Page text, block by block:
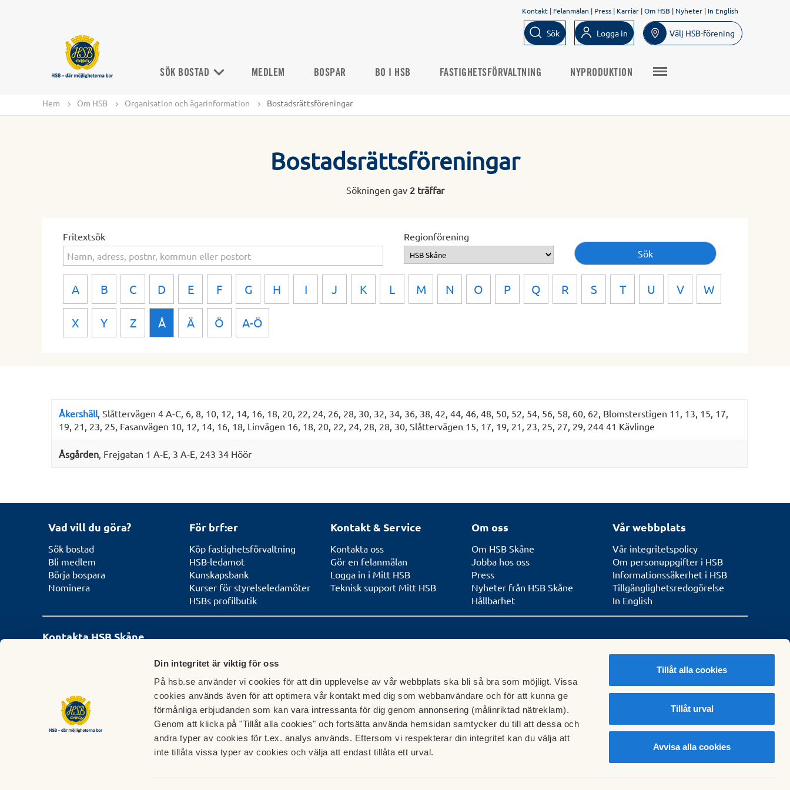
Din integritet är viktig för oss
På hsb.se använder vi cookies för att din upplevelse av vår webbplats ska bli så bra som möjligt. Vissa
cookies används även för att optimera vår kontakt med dig som webbanvändare och för att kunna ge
förmånliga erbjudanden som kan vara intressanta för dig genom annonsering (målinriktad nätreklam).
Genom att klicka på "Tillåt alla cookies" och fortsätta använda hemsidan samtycker du till att dessa och
andra typer av cookies för t.ex. analys används. Eftersom vi respekterar din integritet kan du välja att
inte tillåta vissa typer av cookies och välja att endast tillåta ett urval.
Tillåt alla cookies
Tillåt urval
Avvisa alla cookies
Kontakt | Felanmälan | Press | Karriär |Om HSB | Nyheter | In English
Sök Logga in Välj HSB-förening
SÖK BOSTAD MEDLEM BOSPAR BO I HSB FASTIGHETSFÖRVALTNING NYPRODUKTION
Hem Om HSB Organisation och ägarinformation Bostadsrättsföreningar
Bostadsrättsföreningar
Sökningen gav 2 träffar
Fritextsök Regionförening
A B C D E F G H I J K L M N O P Q R S T U V W
X Y Z Å Ä Ö A-Ö
Åkershäll , Slåttervägen 4 A-C, 6, 8, 10, 12, 14, 16, 18, 20, 22, 24, 26, 28, 30, 32, 34, 36, 38, 42, 44, 46, 48, 50, 52, 54, 56, 58, 60, 62, Blomsterstigen 11, 13, 15, 17,
19, 21, 23, 25, Fasanvägen 10, 12, 14, 16, 18, Linvägen 16, 18, 20, 22, 24, 28, 28, 30, Slåttervägen 15, 17, 19, 21, 23, 25, 27, 29, 244 41 Kävlinge
Åsgården , Frejgatan 1 A-E, 3 A-E, 243 34 Höör
Vad vill du göra?
Sök bostad
Bli medlem
Börja bospara
Nominera
För brf:er
Köp fastighetsförvaltning
HSB-ledamot
Kunskapsbank
Kurser för styrelseledamöter
HSBs profilbutik
Kontakt & Service
Kontakta oss
Gör en felanmälan
Logga in i Mitt HSB
Teknisk support Mitt HSB
Om oss
Om HSB Skåne
Jobba hos oss
Press
Nyheter från HSB Skåne
Hållbarhet
Vår webbplats
Vår integritetspolicy
Om personuppgifter i HSB
Informationssäkerhet i HSB
Tillgänglighetsredogörelse
In English
Kontakta HSB Skåne
Telefon:
046-210 84 00
E-post:
Besöksadress
Sockerkokaregatan 7, Lund
Box 1712
221 01 Lund
Faktureringsuppgifter hittar du
här.
9001 & ISO 14001